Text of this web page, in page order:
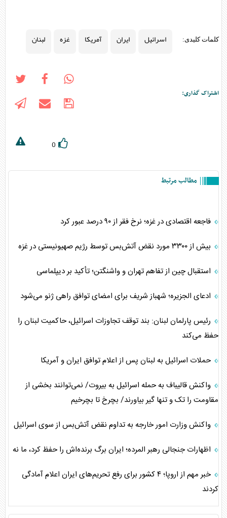
کلمات کلیدی: اسرائیل ایران آمریکا غزه لبنان
اشتراک گذاری:
0
مطالب مرتبط
فاجعه اقتصادی در غزه؛ نرخ فقر از ۹۰ درصد عبور کرد
بیش از ۳۳۰۰ مورد نقض آتش‌بس توسط رژیم صهیونیستی در غزه
استقبال چین از تفاهم تهران و واشنگتن؛ تأکید بر دیپلماسی
ادعای الجزیره؛ شهباز شریف برای امضای توافق راهی ژنو می‌شود
رئیس پارلمان لبنان: بند توقف تجاوزات اسرائیل، حاکمیت لبنان را
حفظ می‌کند
حملات اسرائیل به لبنان پس از اعلام توافق ایران و آمریکا
واکنش قالیباف به حمله اسرائیل به بیروت/ نمی‌توانند بخشی از
مقاومت را تک و تنها گیر بیاورند/ بچرخ تا بچرخیم
واکنش وزارت امور خارجه به تداوم نقض آتش‌بس از سوی اسرائیل
اظهارات جنجالی رهبر المرده؛ ایران برگ برنده‌اش را حفظ کرد، ما نه
خبر مهم از اروپا؛ ۴ کشور برای رفع تحریم‌های ایران اعلام آمادگی
کردند